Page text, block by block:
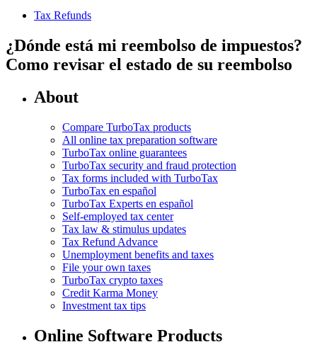
Tax Refunds
¿Dónde está mi reembolso de impuestos?
Como revisar el estado de su reembolso
About
Compare TurboTax products
All online tax preparation software
TurboTax online guarantees
TurboTax security and fraud protection
Tax forms included with TurboTax
TurboTax en español
TurboTax Experts en español
Self-employed tax center
Tax law & stimulus updates
Tax Refund Advance
Unemployment benefits and taxes
File your own taxes
TurboTax crypto taxes
Credit Karma Money
Investment tax tips
Online Software Products